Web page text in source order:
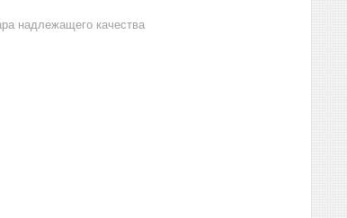
надлежащего качества